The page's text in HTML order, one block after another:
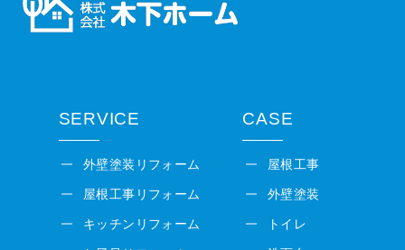
SERVICE
外壁塗装リフォーム
屋根工事リフォーム
キッチンリフォーム
CASE
屋根工事
外壁塗装
トイレ